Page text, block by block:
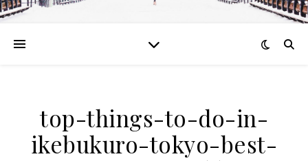
top-things-to-do-in-
ikebukuro-tokyo-best-